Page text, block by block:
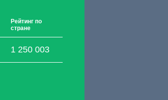
Рейтинг по
стране
1 250 003